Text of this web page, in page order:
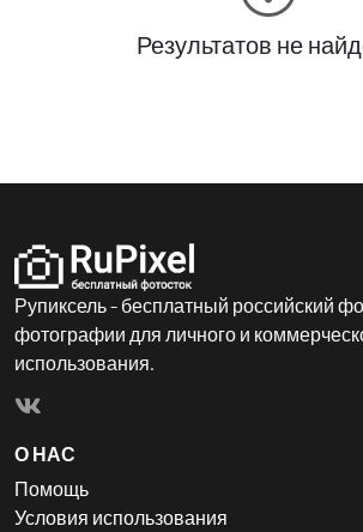
Результатов не
Рупиксель - бесплатный российский
фотографии для личного и
использования.
О НАС
Помощь
Условия использования